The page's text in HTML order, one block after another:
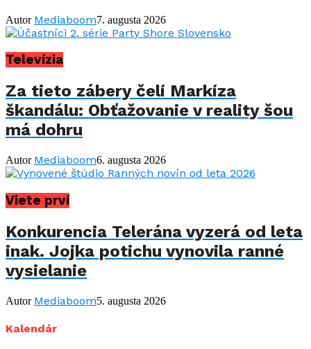
Autor Mediaboom7. augusta 2026
Televízia
Za tieto zábery čelí Markíza
škandálu: Obťažovanie v reality šou
má dohru
Autor Mediaboom6. augusta 2026
Viete prví
Konkurencia Telerána vyzerá od leta
inak. Jojka potichu vynovila ranné
vysielanie
Autor Mediaboom5. augusta 2026
Kalendár